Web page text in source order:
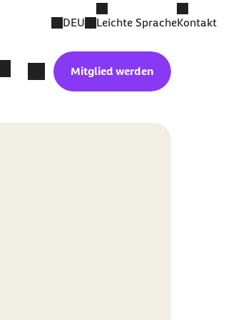
DEU Leichte SpracheKontakt
Mitglied werden